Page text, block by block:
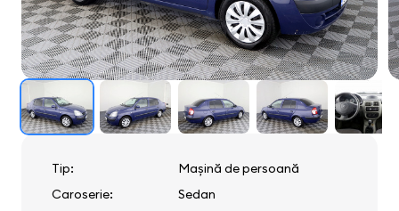
Tip:
Mașină de persoană
Caroserie:
Sedan